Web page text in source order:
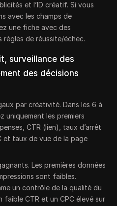
et l’ID créatif. Si vous
avec les champs de
une fiche avec des
de réussite/échec.
surveillance des
des décisions
par créativité. Dans les 6 à
uniquement les premiers
CTR (lien), taux d’arrêt
et taux de vue de la page
Les premières données
sont faibles.
un contrôle de la qualité du
CTR et un CPC élevé sur